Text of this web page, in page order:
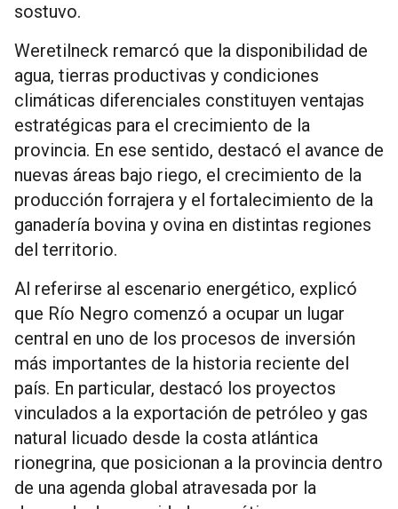
sostuvo.
Weretilneck remarcó que la disponibilidad de
agua, tierras productivas y condiciones
climáticas diferenciales constituyen ventajas
estratégicas para el crecimiento de la
provincia. En ese sentido, destacó el avance de
nuevas áreas bajo riego, el crecimiento de la
producción forrajera y el fortalecimiento de la
ganadería bovina y ovina en distintas regiones
del territorio.
Al referirse al escenario energético, explicó
que Río Negro comenzó a ocupar un lugar
central en uno de los procesos de inversión
más importantes de la historia reciente del
país. En particular, destacó los proyectos
vinculados a la exportación de petróleo y gas
natural licuado desde la costa atlántica
rionegrina, que posicionan a la provincia dentro
de una agenda global atravesada por la